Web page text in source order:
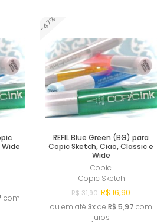
com
-47%
REFIL Blue Green (BG) para
Copic Sketch, Ciao, Classic e
Wide
Copic
Copic Sketch
R$ 31,90 R$ 16,90
ou em até 3xde R$ 5,97 com
juros